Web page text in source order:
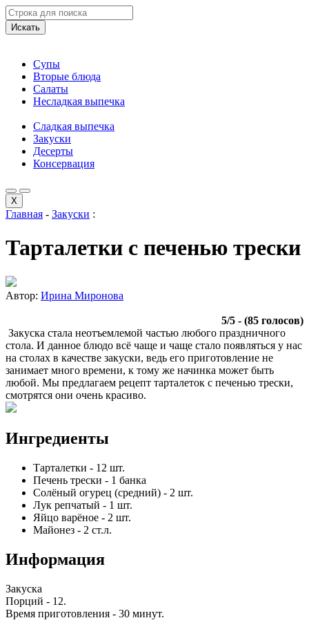
Искать
Супы
Вторые блюда
Салаты
Несладкая выпечка
Сладкая выпечка
Закуски
Десерты
Консервация
X
Главная - Закуски :
Тарталетки с печенью трески
Автор: Ирина Миронова
5/5 - (85 голосов)
Закуска стала неотъемлемой частью любого праздничного
стола. И данное блюдо всё чаще и чаще стало появляться у нас
на столах в качестве закуски, ведь его приготовление не
занимает много времени, к тому же начинка может быть
любой. Мы предлагаем рецепт тарталеток с печенью трески,
смотрятся они очень красиво.
Ингредиенты
Тарталетки - 12 шт.
Печень трески - 1 банка
Солёный огурец (средний) - 2 шт.
Лук репчатый - 1 шт.
Яйцо варёное - 2 шт.
Майонез - 2 ст.л.
Информация
Закуска
Порций - 12.
Время приготовления - 30 минут.